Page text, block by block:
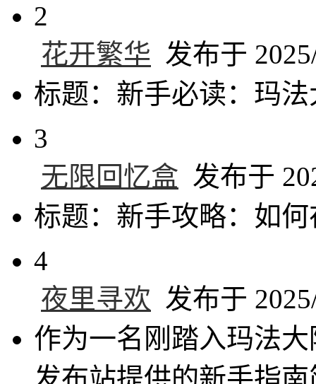
2
花开繁华 发布于
标题：新手必读：玛
3
无限回忆盒 发布于
标题：新手攻略：如
4
夜里寻欢 发布于
作为一名刚踏入玛法
发布站提供的新手指